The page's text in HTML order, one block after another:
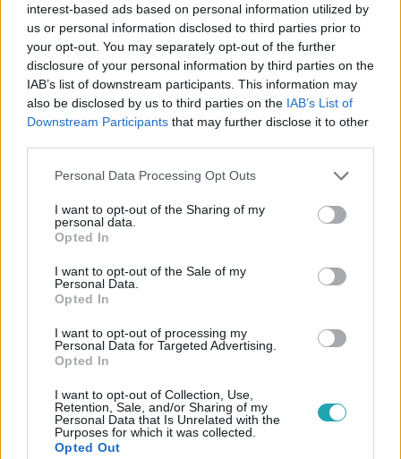
interest-based ads based on personal information utilized by
us or personal information disclosed to third parties prior to
your opt-out. You may separately opt-out of the further
disclosure of your personal information by third parties on the
IAB’s list of downstream participants. This information may
also be disclosed by us to third parties on the IAB’s List of
Downstream Participants that may further disclose it to other
Please note that this website/app uses one or more Google
not limited to your visit or usage behaviour. You may click to
grant or deny consent to Google and its third-party tags to
use your data for below specified purposes in below Google
consent section.
Personal Data Processing Opt Outs
I want to opt-out of the Sharing of my
personal data.
Opted In
I want to opt-out of the Sale of my
Personal Data.
Opted In
I want to opt-out of processing my
Personal Data for Targeted Advertising.
Opted In
I want to opt-out of Collection, Use,
Retention, Sale, and/or Sharing of my
Personal Data that Is Unrelated with the
Purposes for which it was collected.
Opted Out
Kövess minket, és értesülj a friss hírekről a
Facebookon is!
Követem
FOCISTA #RTL